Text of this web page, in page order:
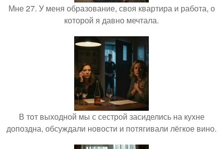
Мне 27. У меня образование, своя квартира и работа, о
которой я давно мечтала.
В тот выходной мы с сестрой засиделись на кухне
допоздна, обсуждали новости и потягивали лёгкое вино.